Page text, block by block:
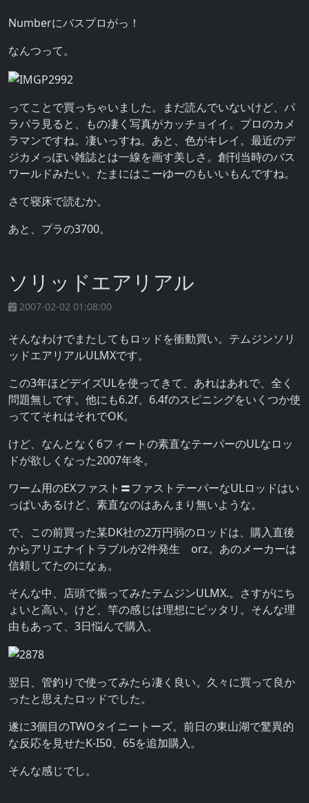
Numberにバスプロがっ！
なんつって。
ってことで買っちゃいました。まだ読んでいないけど、パ
ラパラ見ると、もの凄く写真がカッチョイイ。プロのカメ
ラマンですね。凄いっすね。あと、色がキレイ。最近のデ
ジカメっぽい雑誌とは一線を画す美しさ。創刊当時のバス
ワールドみたい。たまにはこーゆーのもいいもんですね。
さて寝床で読むか。
あと、プラの3700。
ソリッドエアリアル
2007-02-02 01:08:00
そんなわけでまたしてもロッドを衝動買い。テムジンソリ
ッドエアリアルULMXです。
この3年ほどデイズULを使ってきて、あれはあれで、全く
問題無しです。他にも6.2f、6.4fのスピニングをいくつか使
っててそれはそれでOK。
けど、なんとなく6フィートの素直なテーパーのULなロッ
ドが欲しくなった2007年冬。
ワーム用のEXファスト〓ファストテーパーなULロッドはい
っぱいあるけど、素直なのはあんまり無いような。
で、この前買った某DK社の2万円弱のロッドは、購入直後
からアリエナイトラブルが2件発生 orz。あのメーカーは
信頼してたのになぁ。
そんな中、店頭で振ってみたテムジンULMX.。さすがにち
ょいと高い。けど、竿の感じは理想にピッタリ。そんな理
由もあって、3日悩んで購入。
翌日、管釣りで使ってみたら凄く良い。久々に買って良か
ったと思えたロッドでした。
遂に3個目のTWOタイニートーズ。前日の東山湖で驚異的
な反応を見せたK-I50、65を追加購入。
そんな感じでし。